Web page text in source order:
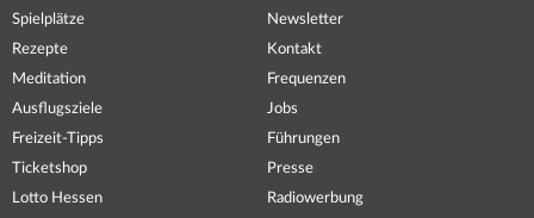
Spielplätze
Rezepte
Meditation
Ausflugsziele
Freizeit-Tipps
Ticketshop
Lotto Hessen
Newsletter
Kontakt
Frequenzen
Jobs
Führungen
Presse
Radiowerbung